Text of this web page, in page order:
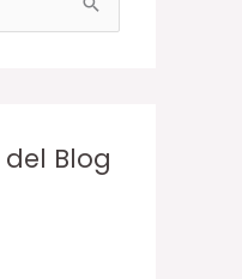
Blog